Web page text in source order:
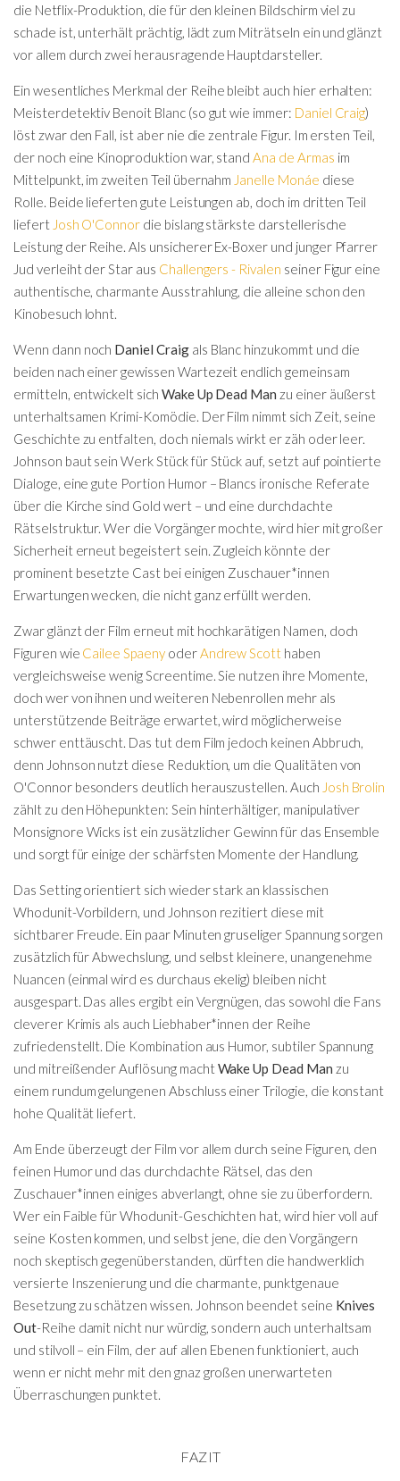
die Netflix-Produktion, die für den kleinen Bildschirm viel zu
schade ist, unterhält prächtig, lädt zum Miträtseln ein und glänzt
vor allem durch zwei herausragende Hauptdarsteller.
Ein wesentliches Merkmal der Reihe bleibt auch hier erhalten:
Meisterdetektiv Benoit Blanc (so gut wie immer: Daniel Craig)
löst zwar den Fall, ist aber nie die zentrale Figur. Im ersten Teil,
der noch eine Kinoproduktion war, stand Ana de Armas im
Mittelpunkt, im zweiten Teil übernahm Janelle Monáe diese
Rolle. Beide lieferten gute Leistungen ab, doch im dritten Teil
liefert Josh O'Connor die bislang stärkste darstellerische
Leistung der Reihe. Als unsicherer Ex-Boxer und junger Pfarrer
Jud verleiht der Star aus Challengers - Rivalen seiner Figur eine
authentische, charmante Ausstrahlung, die alleine schon den
Kinobesuch lohnt.
Wenn dann noch Daniel Craigals Blanc hinzukommt und die
beiden nach einer gewissen Wartezeit endlich gemeinsam
ermitteln, entwickelt sich Wake Up Dead Man zu einer äußerst
unterhaltsamen Krimi-Komödie. Der Film nimmt sich Zeit, seine
Geschichte zu entfalten, doch niemals wirkt er zäh oder leer.
Johnson baut sein Werk Stück für Stück auf, setzt auf pointierte
Dialoge, eine gute Portion Humor – Blancs ironische Referate
über die Kirche sind Gold wert – und eine durchdachte
Rätselstruktur. Wer die Vorgänger mochte, wird hier mit großer
Sicherheit erneut begeistert sein. Zugleich könnte der
prominent besetzte Cast bei einigen Zuschauer*innen
Erwartungen wecken, die nicht ganz erfüllt werden.
Zwar glänzt der Film erneut mit hochkarätigen Namen, doch
Figuren wie Cailee Spaeny oder Andrew Scott haben
vergleichsweise wenig Screentime. Sie nutzen ihre Momente,
doch wer von ihnen und weiteren Nebenrollen mehr als
unterstützende Beiträge erwartet, wird möglicherweise
schwer enttäuscht. Das tut dem Film jedoch keinen Abbruch,
denn Johnson nutzt diese Reduktion, um die Qualitäten von
O'Connor besonders deutlich herauszustellen. Auch Josh Brolin
zählt zu den Höhepunkten: Sein hinterhältiger, manipulativer
Monsignore Wicks ist ein zusätzlicher Gewinn für das Ensemble
und sorgt für einige der schärfsten Momente der Handlung.
Das Setting orientiert sich wieder stark an klassischen
Whodunit-Vorbildern, und Johnson rezitiert diese mit
sichtbarer Freude. Ein paar Minuten gruseliger Spannung sorgen
zusätzlich für Abwechslung, und selbst kleinere, unangenehme
Nuancen (einmal wird es durchaus ekelig) bleiben nicht
ausgespart. Das alles ergibt ein Vergnügen, das sowohl die Fans
cleverer Krimis als auch Liebhaber*innen der Reihe
zufriedenstellt. Die Kombination aus Humor, subtiler Spannung
und mitreißender Auflösung macht Wake Up Dead Man zu
einem rundum gelungenen Abschluss einer Trilogie, die konstant
hohe Qualität liefert.
Am Ende überzeugt der Film vor allem durch seine Figuren, den
feinen Humor und das durchdachte Rätsel, das den
Zuschauer*innen einiges abverlangt, ohne sie zu überfordern.
Wer ein Faible für Whodunit-Geschichten hat, wird hier voll auf
seine Kosten kommen, und selbst jene, die den Vorgängern
noch skeptisch gegenüberstanden, dürften die handwerklich
versierte Inszenierung und die charmante, punktgenaue
Besetzung zu schätzen wissen. Johnson beendet seine Knives
Out-Reihe damit nicht nur würdig, sondern auch unterhaltsam
und stilvoll – ein Film, der auf allen Ebenen funktioniert, auch
wenn er nicht mehr mit den gnaz großen unerwarteten
Überraschungen punktet.
FAZIT